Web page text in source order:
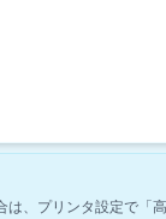
、プリンタ設定で「